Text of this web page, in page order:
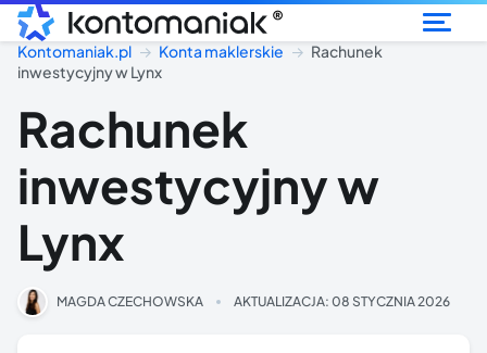
®
Kontomaniak.pl Konta maklerskie
Rachunek
inwestycyjny w Lynx
Rachunek
inwestycyjny w
Lynx
MAGDA CZECHOWSKA AKTUALIZACJA: 08 STYCZNIA 2026